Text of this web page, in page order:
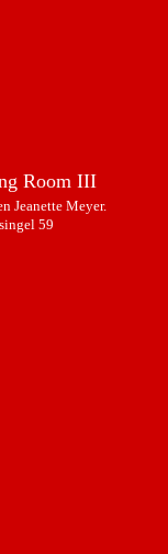
Room III
Jeanette Meyer.
59